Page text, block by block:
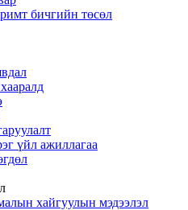
бичгийн төсөл
үйл ажиллагаа
хайгуулын мэдээлэл